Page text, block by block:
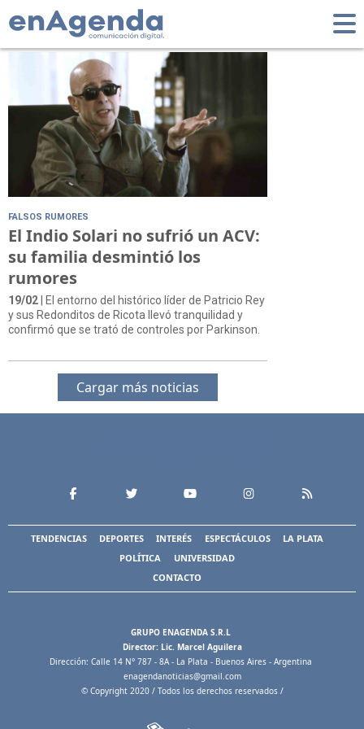
Tag: Ari Lijalad
FALSOS RUMORES
El Indio Solari no sufrió un ACV:
su familia desmintió los
rumores
19/02 | El entorno del histórico líder de Patricio Rey
y sus Redonditos de Ricota llevó tranquilidad y
confirmó que se trató de controles por Parkinson.
Cargar más noticias
TENDENCIAS DEPORTES INTERÉS ESPECTÁCULOS
LA PLATA
POLÍTICA
UNIVERSIDAD
CONTACTO
GRUPO ENAGENDA S.R.L
Director: Lic. Marcel Aguilera
Dirección: Calle 14 N° 787 - 8A - La Plata - Buenos Aires - Argentina
enagendanoticias@gmail.com
© Copyright 2020 / Todos los derechos reservados /